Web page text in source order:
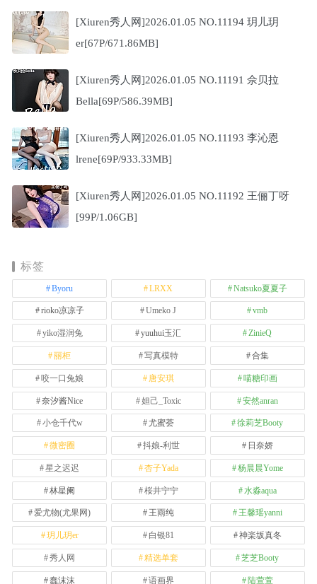
[Xiuren秀人网]2026.01.05 NO.11194 玥儿玥
er[67P/671.86MB]
[Xiuren秀人网]2026.01.05 NO.11191 佘贝拉
Bella[69P/586.39MB]
[Xiuren秀人网]2026.01.05 NO.11193 李沁恩
lrene[69P/933.33MB]
[Xiuren秀人网]2026.01.05 NO.11192 王俪丁呀
[99P/1.06GB]
标签
Byoru LRXX Natsuko夏夏子
rioko凉凉子 Umeko J vmb
yiko湿润兔 yuuhui玉汇 ZinieQ
丽柜 写真模特 合集
咬一口兔娘 唐安琪 喵糖印画
奈汐酱Nice 妲己_Toxic 安然anran
小仓千代w 尤蜜荟 徐莉芝Booty
微密圈 抖娘-利世 日奈娇
星之迟迟 杏子Yada 杨晨晨Yome
林星阑 桜井宁宁 水淼aqua
爱尤物(尤果网) 王雨纯 王馨瑶yanni
玥儿玥er 白银81 神楽坂真冬
秀人网 精选单套 芝芝Booty
蠢沫沫 语画界 陆萱萱